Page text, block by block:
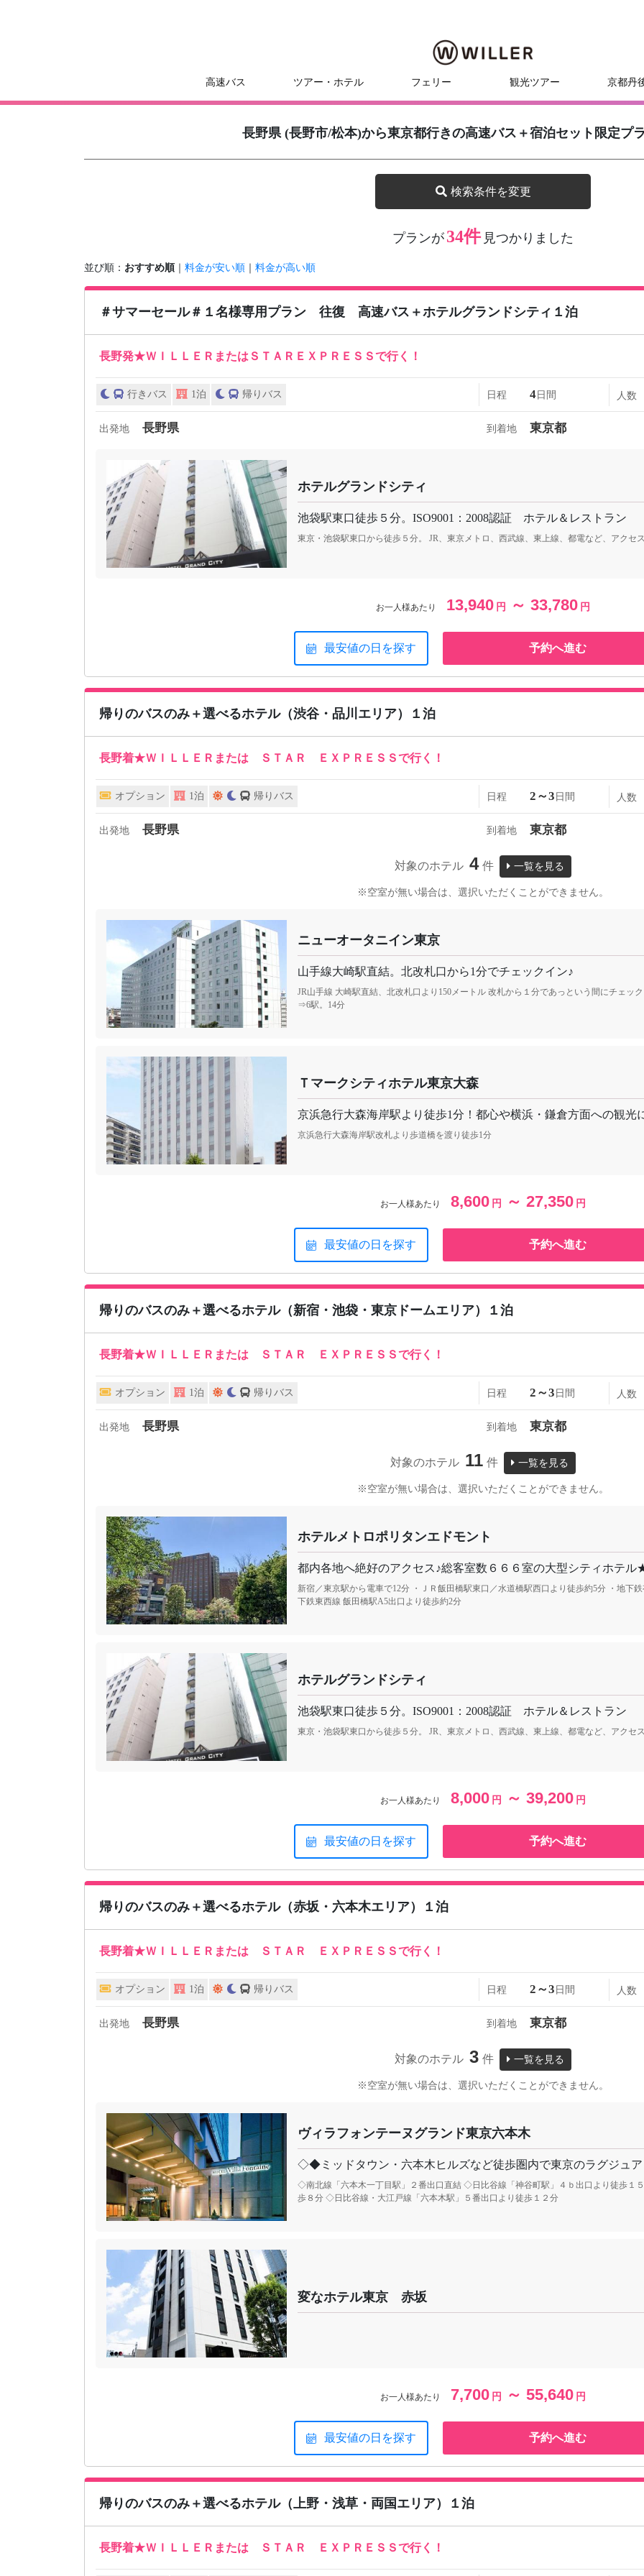
高速バス ツアー・ホテル フェリー 観光ツアー 京都丹
長野県 (長野市/松本)から東京都行きの高速バス＋宿泊セット限定プ
検索条件を変更
プランが 34件 見つかりました
並び順： おすすめ順 料金が安い順 料金が高い順
＃サマーセール＃１名様専用プラン 往復 高速バス＋ホテルグランドシティ１泊
長野発★ＷＩＬＬＥＲまたはＳＴＡＲＥＸＰＲＥＳＳで行く！
行きバス 1泊 帰りバス 日程 4日間 人数
出発地 長野県 到着地 東京都
ホテルグランドシティ
池袋駅東口徒歩５分。ISO9001：2008認証 ホテル＆レストラン
東京・池袋駅東口から徒歩５分。 JR、東京メトロ、西武線、東上線、都電など、アクセ
お一人様あたり 13,940 円 ～ 33,780 円
最安値の日を探す 予約へ進む
帰りのバスのみ＋選べるホテル（渋谷・品川エリア）１泊
長野着★ＷＩＬＬＥＲまたは ＳＴＡＲ ＥＸＰＲＥＳＳで行く！
オプション 1泊 帰りバス 日程 2～3 日間 人数
出発地 長野県 到着地 東京都
対象のホテル 4 件 一覧を見る
※空室が無い場合は、選択いただくことができません。
ニューオータニイン東京
山手線大崎駅直結。北改札口から1分でチェックイン♪
JR山手線 大崎駅直結、北改札口より150メートル 改札から１分であっという間にチェッ
⇒6駅。14分
Ｔマークシティホテル東京大森
京浜急行大森海岸駅より徒歩1分！都心や横浜・鎌倉方面への観光
京浜急行大森海岸駅改札より歩道橋を渡り徒歩1分
お一人様あたり 8,600 円 ～ 27,350 円
最安値の日を探す 予約へ進む
帰りのバスのみ＋選べるホテル（新宿・池袋・東京ドームエリア）１泊
長野着★ＷＩＬＬＥＲまたは ＳＴＡＲ ＥＸＰＲＥＳＳで行く！
オプション 1泊 帰りバス 日程 2～3 日間 人数
出発地 長野県 到着地 東京都
対象のホテル 11 件 一覧を見る
※空室が無い場合は、選択いただくことができません。
ホテルメトロポリタンエドモント
都内各地へ絶好のアクセス♪総客室数６６６室の大型シティホテル
新宿／東京駅から電車で12分 ・ＪＲ飯田橋駅東口／水道橋駅西口より徒歩約5分 ・地下
下鉄東西線 飯田橋駅A5出口より徒歩約2分
ホテルグランドシティ
池袋駅東口徒歩５分。ISO9001：2008認証 ホテル＆レストラン
東京・池袋駅東口から徒歩５分。 JR、東京メトロ、西武線、東上線、都電など、アクセ
お一人様あたり 8,000 円 ～ 39,200 円
最安値の日を探す 予約へ進む
帰りのバスのみ＋選べるホテル（赤坂・六本木エリア）１泊
長野着★ＷＩＬＬＥＲまたは ＳＴＡＲ ＥＸＰＲＥＳＳで行く！
オプション 1泊 帰りバス 日程 2～3 日間 人数
出発地 長野県 到着地 東京都
対象のホテル 3 件 一覧を見る
※空室が無い場合は、選択いただくことができません。
ヴィラフォンテーヌグランド東京六本木
◇◆ミッドタウン・六本木ヒルズなど徒歩圏内で東京のラグジュ
◇南北線「六本木一丁目駅」２番出口直結 ◇日比谷線「神谷町駅」４ｂ出口より徒歩１
歩８分 ◇日比谷線・大江戸線「六本木駅」５番出口より徒歩１２分
変なホテル東京 赤坂
お一人様あたり 7,700 円 ～ 55,640 円
最安値の日を探す 予約へ進む
帰りのバスのみ＋選べるホテル（上野・浅草・両国エリア）１泊
長野着★ＷＩＬＬＥＲまたは ＳＴＡＲ ＥＸＰＲＥＳＳで行く！